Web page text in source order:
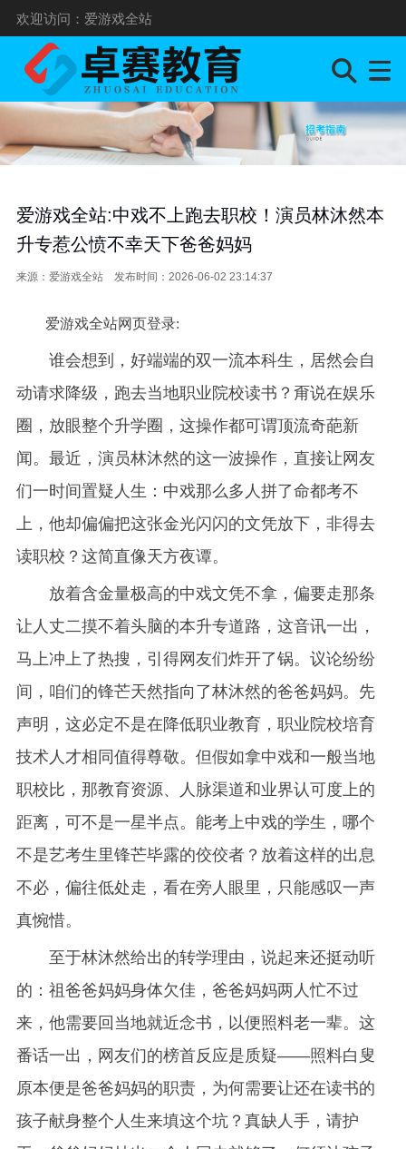
欢迎访问：爱游戏全站
爱游戏全站:中戏不上跑去职校！演员林沐然本
升专惹公愤不幸天下爸爸妈妈
来源： 爱游戏全站发布时间：2026-06-02 23:14:37
爱游戏全站网页登录:
谁会想到，好端端的双一流本科生，居然会自
动请求降级，跑去当地职业院校读书？甭说在娱乐
圈，放眼整个升学圈，这操作都可谓顶流奇葩新
闻。最近，演员林沐然的这一波操作，直接让网友
们一时间置疑人生：中戏那么多人拼了命都考不
上，他却偏偏把这张金光闪闪的文凭放下，非得去
读职校？这简直像天方夜谭。
放着含金量极高的中戏文凭不拿，偏要走那条
让人丈二摸不着头脑的本升专道路，这音讯一出，
马上冲上了热搜，引得网友们炸开了锅。议论纷纷
间，咱们的锋芒天然指向了林沐然的爸爸妈妈。先
声明，这必定不是在降低职业教育，职业院校培育
技术人才相同值得尊敬。但假如拿中戏和一般当地
职校比，那教育资源、人脉渠道和业界认可度上的
距离，可不是一星半点。能考上中戏的学生，哪个
不是艺考生里锋芒毕露的佼佼者？放着这样的出息
不必，偏往低处走，看在旁人眼里，只能感叹一声
真惋惜。
至于林沐然给出的转学理由，说起来还挺动听
的：祖爸爸妈妈身体欠佳，爸爸妈妈两人忙不过
来，他需要回当地就近念书，以便照料老一辈。这
番话一出，网友们的榜首反应是质疑——照料白叟
原本便是爸爸妈妈的职责，为何需要让还在读书的
孩子献身整个人生来填这个坑？真缺人手，请护